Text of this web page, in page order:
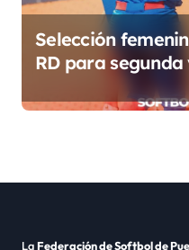
Selección
RD para
LaFederación de Softbol de